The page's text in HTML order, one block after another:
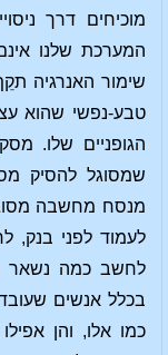
מוכיחים דרך
המערכת שלנו
שימור האנרגיה
טבע-נפשי שהוא
הגופניים שלו.
שמסוגל להסיק
מנסח מחשבה מסוג
לעמוד לפני בנק,
לחשב כמה נשאר
בכלל אנשים
כמו אלו, והן